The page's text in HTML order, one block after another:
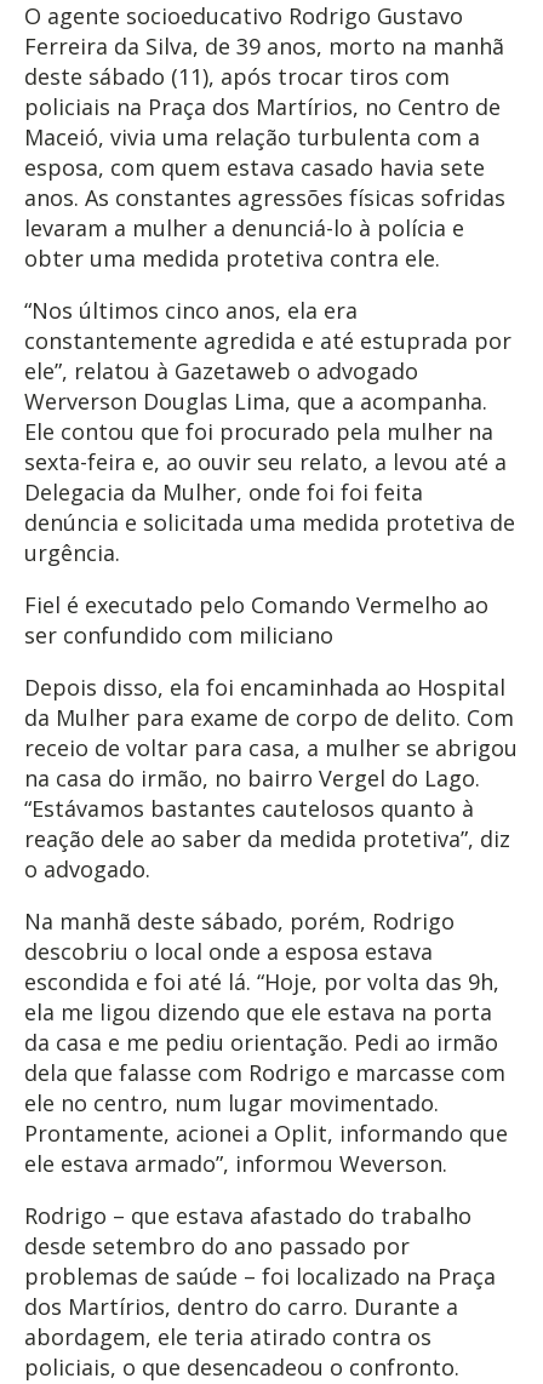
O agente socioeducativo Rodrigo Gustavo
Ferreira da Silva, de 39 anos, morto na manhã
deste sábado (11), após trocar tiros com
policiais na Praça dos Martírios, no Centro de
Maceió, vivia uma relação turbulenta com a
esposa, com quem estava casado havia sete
anos. As constantes agressões físicas sofridas
levaram a mulher a denunciá-lo à polícia e
obter uma medida protetiva contra ele.
“Nos últimos cinco anos, ela era
constantemente agredida e até estuprada por
ele”, relatou à Gazetaweb o advogado
Werverson Douglas Lima, que a acompanha.
Ele contou que foi procurado pela mulher na
sexta-feira e, ao ouvir seu relato, a levou até a
Delegacia da Mulher, onde foi foi feita
denúncia e solicitada uma medida protetiva de
urgência.
Fiel é executado pelo Comando Vermelho ao
ser confundido com miliciano
Depois disso, ela foi encaminhada ao Hospital
da Mulher para exame de corpo de delito. Com
receio de voltar para casa, a mulher se abrigou
na casa do irmão, no bairro Vergel do Lago.
“Estávamos bastantes cautelosos quanto à
reação dele ao saber da medida protetiva”, diz
o advogado.
Na manhã deste sábado, porém, Rodrigo
descobriu o local onde a esposa estava
escondida e foi até lá. “Hoje, por volta das 9h,
ela me ligou dizendo que ele estava na porta
da casa e me pediu orientação. Pedi ao irmão
dela que falasse com Rodrigo e marcasse com
ele no centro, num lugar movimentado.
Prontamente, acionei a Oplit, informando que
ele estava armado”, informou Weverson.
Rodrigo – que estava afastado do trabalho
desde setembro do ano passado por
problemas de saúde – foi localizado na Praça
dos Martírios, dentro do carro. Durante a
abordagem, ele teria atirado contra os
policiais, o que desencadeou o confronto.